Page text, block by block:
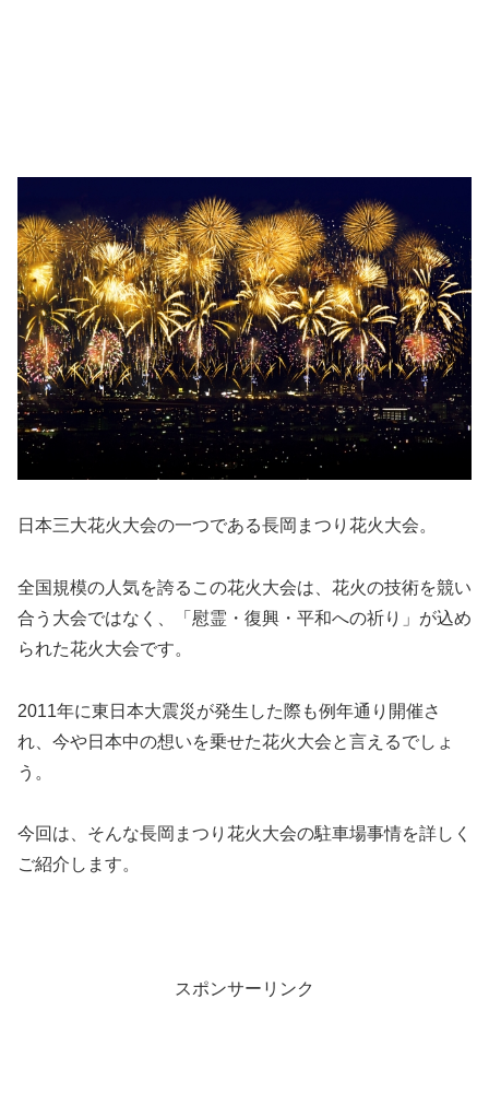
日本三大花火大会の一つである長岡まつり花火大会。
全国規模の人気を誇るこの花火大会は、花火の技術を競い
合う大会ではなく、「慰霊・復興・平和への祈り」が込め
られた花火大会です。
2011年に東日本大震災が発生した際も例年通り開催さ
れ、今や日本中の想いを乗せた花火大会と言えるでしょ
う。
今回は、そんな長岡まつり花火大会の駐車場事情を詳しく
ご紹介します。
スポンサーリンク